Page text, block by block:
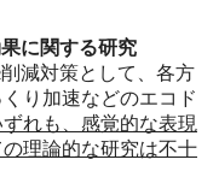
に関する研究
削減対策として、各方
り加速などのエコド
ずれも、感覚的な表現
理論的な研究は不十